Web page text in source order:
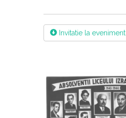
Invitatie la eveniment